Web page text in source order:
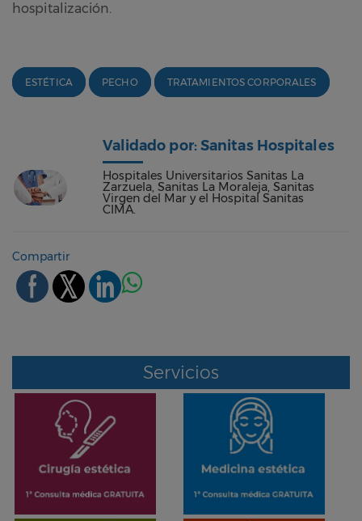
hospitalización.
ESTÉTICA PECHO TRATAMIENTOS CORPORALES
Validado por: Sanitas Hospitales
Hospitales Universitarios Sanitas La
Zarzuela, Sanitas La Moraleja, Sanitas
Virgen del Mar y el Hospital Sanitas
CIMA.
Compartir
Servicios